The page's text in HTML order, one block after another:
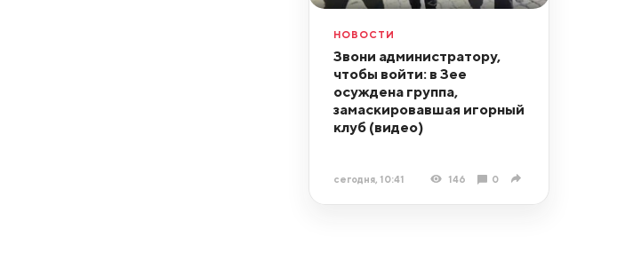
НОВОСТИ
Звони администратору,
чтобы войти: в Зее
осуждена группа,
замаскировавшая игорный
клуб (видео)
сегодня, 10:41 146 0